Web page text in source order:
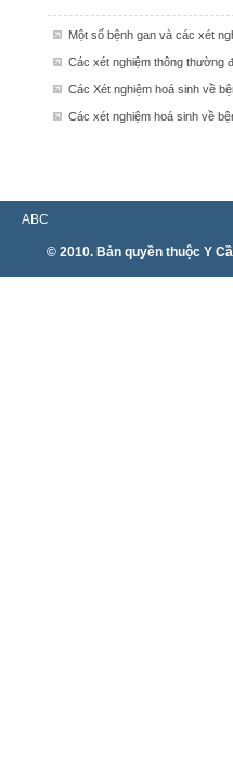
Một số bệnh gan và các xét
Các xét nghiệm thông thường
Các Xét nghiệm hoá sinh về
Các xét nghiệm hoá sinh về
ABC
© 2010. Bản quyền thuộc Y